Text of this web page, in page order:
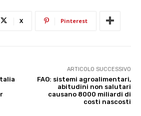
X Pinterest
ARTICOLO SUCCESSIVO
FAO: sistemi agroalimentari,
abitudini non salutari
causano 8000 miliardi di
costi nascosti